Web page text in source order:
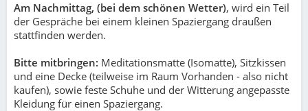
Am Nachmittag, (bei dem schönen Wetter), wird ein Teil
der Gespräche bei einem kleinen Spaziergang draußen
stattfinden werden.
Bitte mitbringen: Meditationsmatte (Isomatte), Sitzkissen
und eine Decke (teilweise im Raum Vorhanden - also nicht
kaufen), sowie feste Schuhe und der Witterung angepasste
Kleidung für einen Spaziergang.